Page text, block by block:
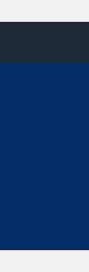
Numéro de